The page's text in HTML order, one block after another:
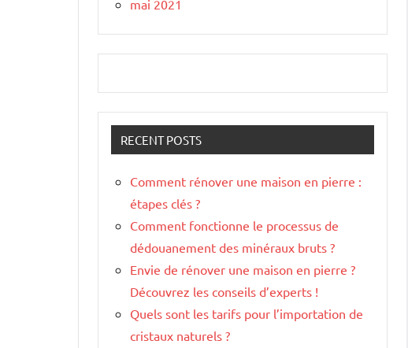
mai 2021
RECENT POSTS
Comment rénover une maison en pierre :
étapes clés ?
Comment fonctionne le processus de
dédouanement des minéraux bruts ?
Envie de rénover une maison en pierre ?
Découvrez les conseils d’experts !
Quels sont les tarifs pour l’importation de
cristaux naturels ?